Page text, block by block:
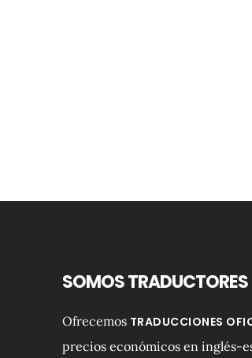
SOMOS TRADUCTORES
Ofrecemos TRADUCCIONES
precios económicos en inglés-